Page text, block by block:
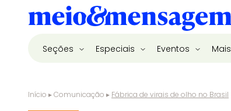
Seções Especiais Eventos Mais
Início ▸Comunicação ▸ Fábrica de virais de olho no Brasil